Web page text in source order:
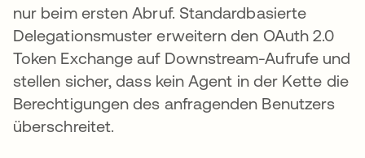
nur beim ersten Abruf. Standardbasierte
Delegationsmuster erweitern den OAuth 2.0
Token Exchange auf Downstream-Aufrufe und
stellen sicher, dass kein Agent in der Kette die
Berechtigungen des anfragenden Benutzers
überschreitet.